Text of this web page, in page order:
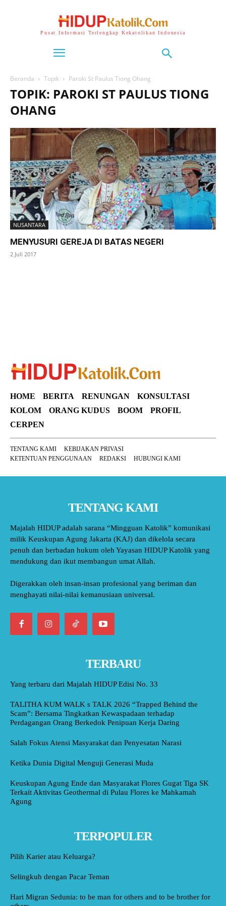
Pusat Informasi Terlengkap Kekatolikan Indonesia
Beranda Topik Paroki St Paulus Tiong Ohang
TOPIK: PAROKI ST PAULUS TIONG
OHANG
NUSANTARA
MENYUSURI GEREJA DI BATAS NEGERI
2 Juli 2017
HOME BERITA RENUNGAN
KONSULTASI
KOLOM
ORANG KUDUS BOOM
PROFIL
CERPEN
TENTANG KAMI
KEBIJAKAN PRIVASI
KETENTUAN PENGGUNAAN
REDAKSI HUBUNGI KAMI
TENTANG KAMI
Majalah HIDUP adalah sarana “Mingguan Katolik” komunikasi
milik Keuskupan Agung Jakarta (KAJ) dan dikelola secara
penuh dan berbadan hukum oleh Yayasan HIDUP Katolik yang
mendukung dan ikut membangun umat Allah.
Digerakkan oleh insan-insan profesional yang beriman dan
menghayati nilai-nilai kemanusiaan universal.
TERBARU
Yang terbaru dari Majalah HIDUP Edisi No. 33
TALITHA KUM WALK s TALK 2026 “Trapped Behind the
Scam”: Bersama Tingkatkan Kewaspadaan terhadap
Perdagangan Orang Berkedok Penipuan Kerja Daring
Salah Fokus Atensi Masyarakat dan Penyesatan Narasi
Ketika Dunia Digital Menguji Generasi Muda
Keuskupan Agung Ende dan Masyarakat Flores Gugat Tiga SK
Terkait Aktivitas Geothermal di Pulau Flores ke Mahkamah
Agung
TERPOPULER
Pilih Karier atau Keluarga?
Selingkuh dengan Pacar Teman
Hari Migran Sedunia: to be man for others and to be brother for